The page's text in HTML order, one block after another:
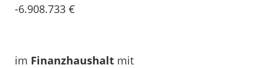
-6.908.733 €
im Finanzhaushalt mit